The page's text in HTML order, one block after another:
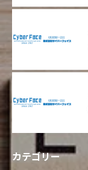
カテゴリー